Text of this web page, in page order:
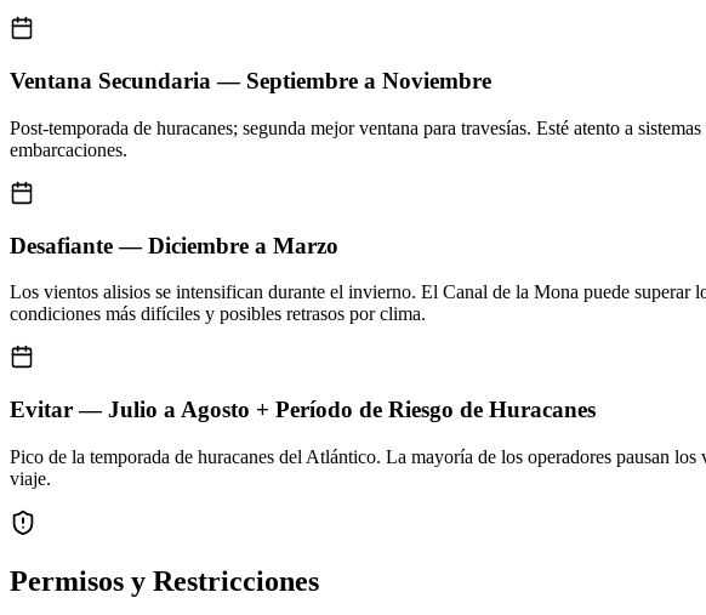
Ventana Secundaria — Septiembre a Noviembre
Post-temporada de huracanes; segunda mejor ventana para travesías. Esté atento a
embarcaciones.
Desafiante — Diciembre a Marzo
Los vientos alisios se intensifican durante el invierno. El Canal de la Mona puede superar
condiciones más difíciles y posibles retrasos por clima.
Evitar — Julio a Agosto + Período de Riesgo de Huracanes
Pico de la temporada de huracanes del Atlántico. La mayoría de los operadores pausan
viaje.
Permisos y Restricciones